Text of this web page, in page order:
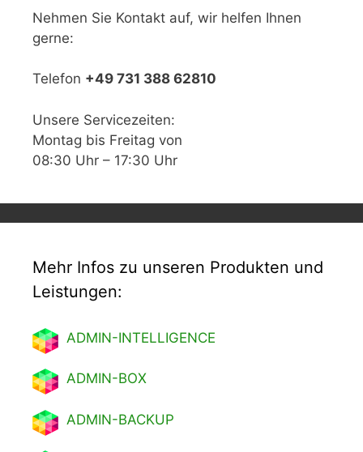
Nehmen Sie Kontakt auf, wir helfen Ihnen
gerne:
Telefon +49 731 388 62810
Unsere Servicezeiten:
Montag bis Freitag von
08:30 Uhr – 17:30 Uhr
Mehr Infos zu unseren Produkten und
Leistungen:
ADMIN-INTELLIGENCE
ADMIN-BOX
ADMIN-BACKUP